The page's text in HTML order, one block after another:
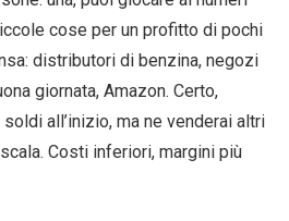
cose per un profitto di pochi
distributori di benzina, negozi
giornata, Amazon. Certo,
all’inizio, ma ne venderai altri
Costi inferiori, margini più